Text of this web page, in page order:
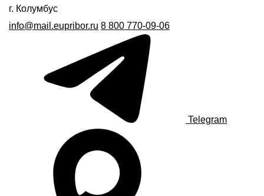
г. Колумбус
info@mail.eupribor.ru 8 800 770-09-06
Telegram